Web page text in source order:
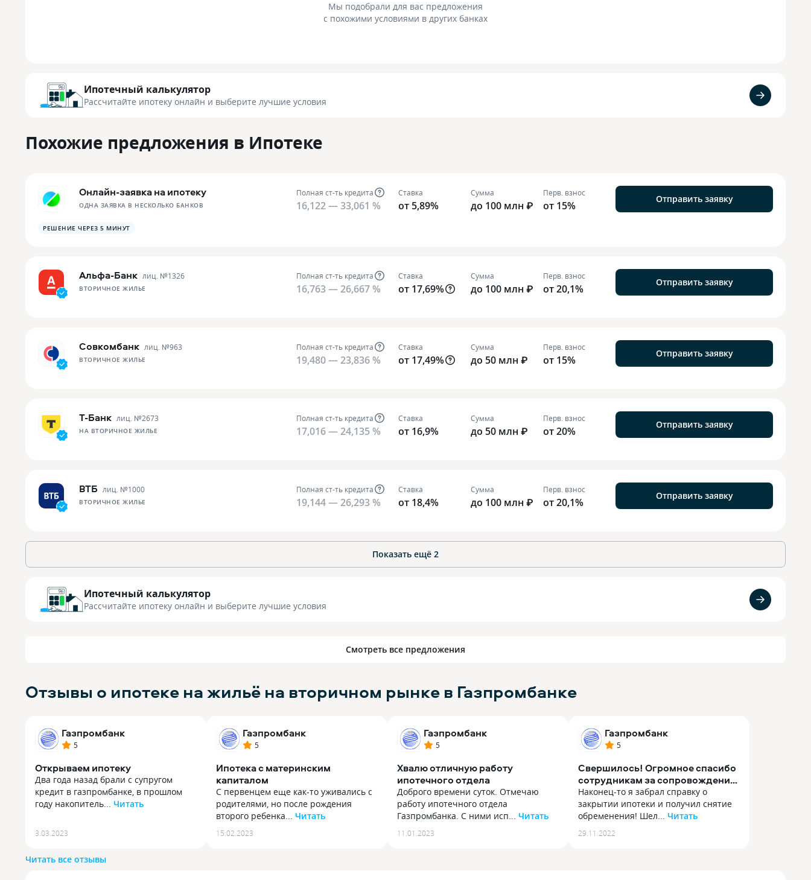
Мы подобрали для вас предложения
с похожими условиями в других банках
Ипотечный калькулятор
Рассчитайте ипотеку онлайн и выберите лучшие условия
Похожие предложения в Ипотеке
Онлайн-заявка на ипотеку
ОДНА ЗАЯВКА В НЕСКОЛЬКО БАНКОВ
Полная ст-ть кредита
16,122 — 33,061 %
Ставка
от 5,89%
Сумма
до 100 млн ₽
Перв. взнос
от 15%
Отправить заявку
РЕШЕНИЕ ЧЕРЕЗ 5 МИНУТ
Альфа-Банк лиц. №1326
ВТОРИЧНОЕ ЖИЛЬЕ
Полная ст-ть кредита
16,763 — 26,667 %
Ставка
от 17,69%
Сумма
до 100 млн ₽
Перв. взнос
от 20,1%
Отправить заявку
Совкомбанк лиц. №963
ВТОРИЧНОЕ ЖИЛЬЕ
Полная ст-ть кредита
19,480 — 23,836 %
Ставка
от 17,49%
Сумма
до 50 млн ₽
Перв. взнос
от 15%
Отправить заявку
Т-Банк лиц. №2673
НА ВТОРИЧНОЕ ЖИЛЬЕ
Полная ст-ть кредита
17,016 — 24,135 %
Ставка
от 16,9%
Сумма
до 50 млн ₽
Перв. взнос
от 20%
Отправить заявку
ВТБ лиц. №1000
ВТОРИЧНОЕ ЖИЛЬЕ
Полная ст-ть кредита
19,144 — 26,293 %
Ставка
от 18,4%
Сумма
до 100 млн ₽
Перв. взнос
от 20,1%
Отправить заявку
Показать ещё 2
Ипотечный калькулятор
Рассчитайте ипотеку онлайн и выберите лучшие условия
Смотреть все предложения
Отзывы о ипотеке на жильё на вторичном рынке в Газпромбанке
Газпромбанк
5
Открываем ипотеку
Два года назад брали с супругом
кредит в газпромбанке, в прошлом
году накопитель... Читать
кредит в газпромбанке, в прошлом
году накопительные счета открыли.
получился, что и ипотеку сейчас
3.03.2023
Газпромбанк
5
Ипотека с материнским
капиталом
С первенцем еще как-то уживались с
родителями, но после рождения
второго ребенка... Читать
С первенцем еще как-то уживались с
родителями, но после рождения
15.02.2023
Газпромбанк
5
Хвалю отличную работу
ипотечного отдела
Доброго времени суток. Отмечаю
работу ипотечного отдела
Газпромбанка. С ними исп... Читать
Доброго времени суток. Отмечаю
работу ипотечного отдела
11.01.2023
Газпромбанк
5
Свершилось! Огромное спасибо
сотрудникам за сопровождение
ипотеки
Наконец-то я забрал справку о
закрытии ипотеки и получил снятие
обременения! Шел... Читать
Наконец-то я забрал справку о
закрытии ипотеки и получил снятие
29.11.2022
Читать все отзывы